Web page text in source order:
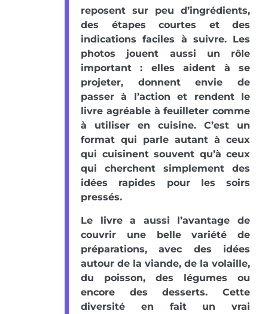
reposent sur peu d’ingrédients,
des étapes courtes et des
indications faciles à suivre. Les
photos jouent aussi un rôle
important : elles aident à se
projeter, donnent envie de
passer à l’action et rendent le
livre agréable à feuilleter comme
à utiliser en cuisine. C’est un
format qui parle autant à ceux
qui cuisinent souvent qu’à ceux
qui cherchent simplement des
idées rapides pour les soirs
pressés.
Le livre a aussi l’avantage de
couvrir une belle variété de
préparations, avec des idées
autour de la viande, de la volaille,
du poisson, des légumes ou
encore des desserts. Cette
diversité en fait un vrai